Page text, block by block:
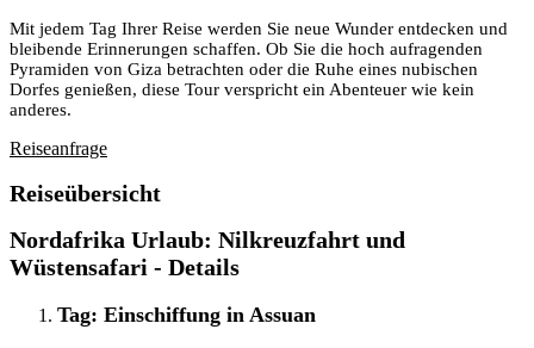
Mit jedem Tag Ihrer Reise werden Sie neue Wunder entdecken und
bleibende Erinnerungen schaffen. Ob Sie die hoch aufragenden
Pyramiden von Giza betrachten oder die Ruhe eines nubischen
Dorfes genießen, diese Tour verspricht ein Abenteuer wie kein
anderes.
Reiseanfrage
Reiseübersicht
Nordafrika Urlaub: Nilkreuzfahrt und
Wüstensafari - Details
Tag: Einschiffung in Assuan